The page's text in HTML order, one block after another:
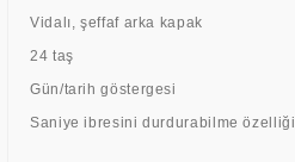
Vidalı, şeffaf arka kapak
24 taş
Gün/tarih göstergesi
Saniye ibresini durdurabilme özelliği